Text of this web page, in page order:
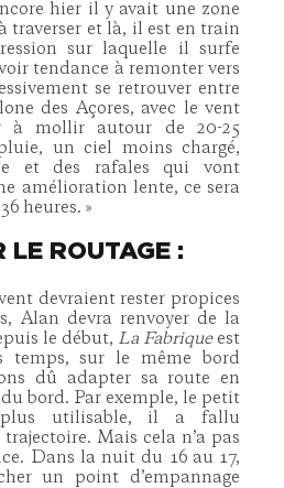
hier il y avait une zone
traverser et là, il est en train
sur laquelle il surfe
tendance à remonter vers
se retrouver entre
des Açores, avec le vent
à mollir autour de 20-25
un ciel moins chargé,
et des rafales qui vont
amélioration lente, ce sera
heures. »
LE ROUTAGE :
devraient rester propices
Alan devra renvoyer de la
le début, La Fabrique est
temps, sur le même bord
dû adapter sa route en
bord. Par exemple, le petit
plus utilisable, il a fallu
Mais cela n’a pas
Dans la nuit du 16 au 17,
un point d’empannage